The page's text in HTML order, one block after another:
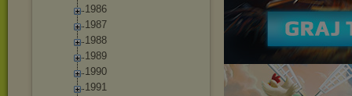
1986
1987
1988
1989
1990
1991